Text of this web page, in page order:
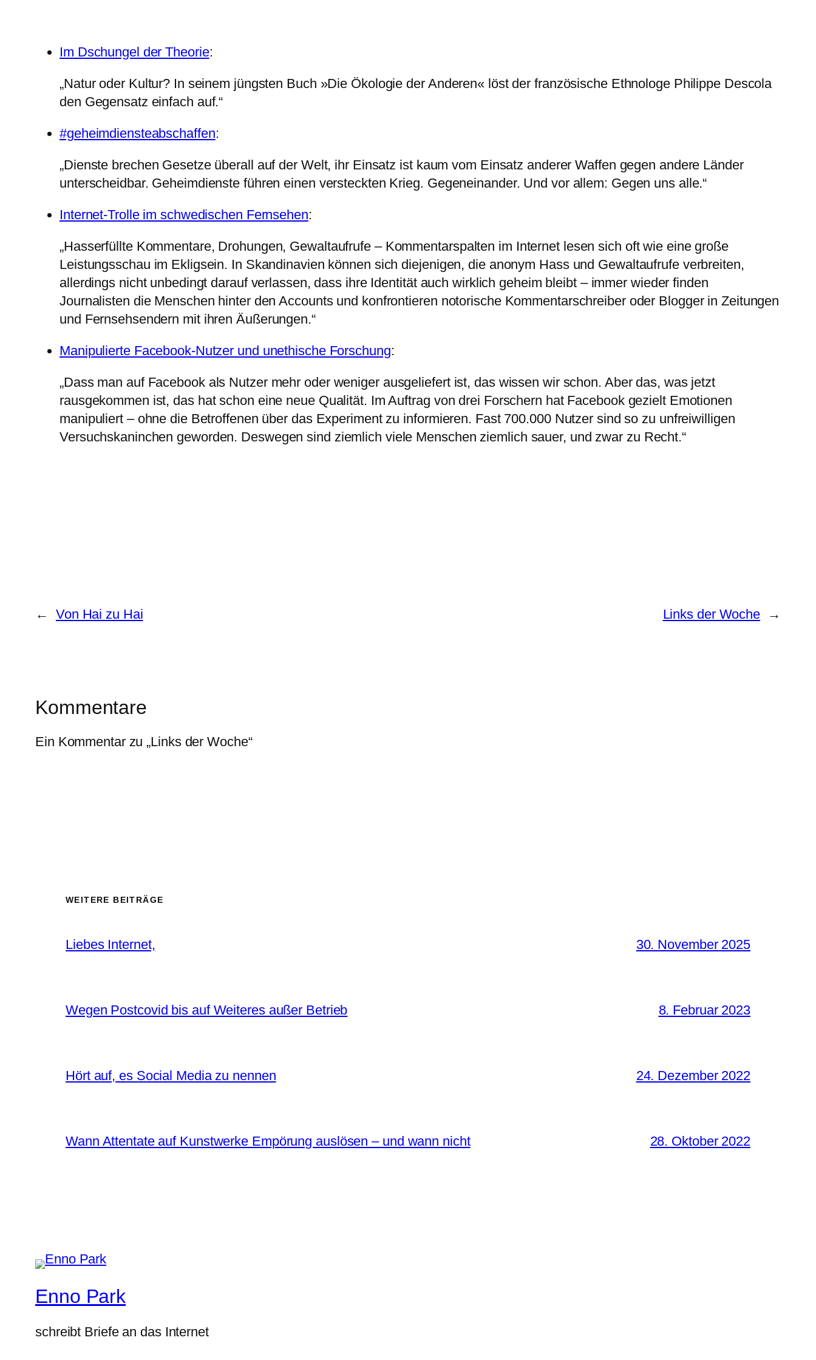
Im Dschungel der Theorie:
„Natur oder Kultur? In seinem jüngsten Buch »Die Ökologie der Anderen« löst der französische Ethnologe Philippe Descola
den Gegensatz einfach auf.“
#geheimdiensteabschaffen:
„Dienste brechen Gesetze überall auf der Welt, ihr Einsatz ist kaum vom Einsatz anderer Waffen gegen andere Länder
unterscheidbar. Geheimdienste führen einen versteckten Krieg. Gegeneinander. Und vor allem: Gegen uns alle.“
Internet-Trolle im schwedischen Fernsehen:
„Hasserfüllte Kommentare, Drohungen, Gewaltaufrufe – Kommentarspalten im Internet lesen sich oft wie eine große
Leistungsschau im Ekligsein. In Skandinavien können sich diejenigen, die anonym Hass und Gewaltaufrufe verbreiten,
allerdings nicht unbedingt darauf verlassen, dass ihre Identität auch wirklich geheim bleibt – immer wieder finden
Journalisten die Menschen hinter den Accounts und konfrontieren notorische Kommentarschreiber oder Blogger in Zeitungen
und Fernsehsendern mit ihren Äußerungen.“
Manipulierte Facebook-Nutzer und unethische Forschung:
„Dass man auf Facebook als Nutzer mehr oder weniger ausgeliefert ist, das wissen wir schon. Aber das, was jetzt
rausgekommen ist, das hat schon eine neue Qualität. Im Auftrag von drei Forschern hat Facebook gezielt Emotionen
manipuliert – ohne die Betroffenen über das Experiment zu informieren. Fast 700.000 Nutzer sind so zu unfreiwilligen
Versuchskaninchen geworden. Deswegen sind ziemlich viele Menschen ziemlich sauer, und zwar zu Recht.“
← Von Hai zu Hai Links der Woche →
Kommentare
Ein Kommentar zu „Links der Woche“
WEITERE BEITRÄGE
Liebes Internet, 30. November 2025
Wegen Postcovid bis auf Weiteres außer Betrieb 8. Februar 2023
Hört auf, es Social Media zu nennen 24. Dezember 2022
Wann Attentate auf Kunstwerke Empörung auslösen – und wann nicht 28. Oktober 2022
Enno Park
schreibt Briefe an das Internet